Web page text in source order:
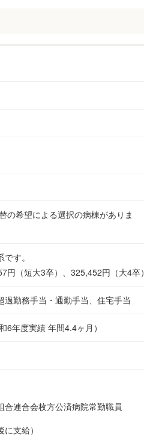
の希望による選択の病棟がありま
す。
円（短大3卒）、325,452円（大4卒）
勤務手当・通勤手当、住宅手当
6年度実績 年間4.4ヶ月）
合連合会枚方公済病院常勤職員
支給）